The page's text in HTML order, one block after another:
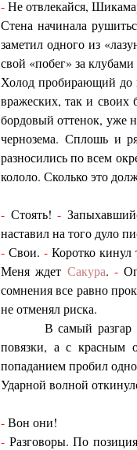
-Не отвлекайся,
Стена начинала
заметил одного из
свой «побег» за
Холод пробирающий до
вражеских, так и своих
бордовый оттенок, уже
чернозема. Сплошь и
разносились по всем
кололо. Сколько это
- Стоять!-
наставил на того дуло
- Свои. - Коротко кинул
Меня ждет Сакура. -
сомнения все равно
не отменял риска.
В самый разгар
повязки, а с красным
попаданием пробил
Ударной волной
-Вон они!
- Разговоры. По